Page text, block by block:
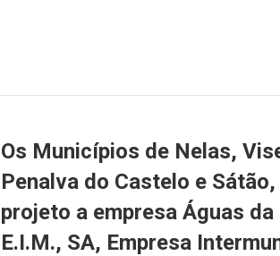
Os Municípios de Nelas,
Penalva do Castelo e
projeto a empresa Águas
E.I.M., SA, Empresa